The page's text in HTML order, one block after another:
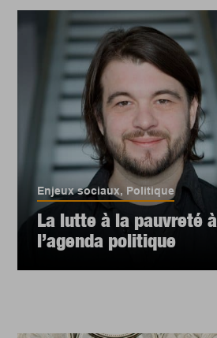
Enjeux sociaux, Politique
La lutte à la pauvreté à
l’agenda politique